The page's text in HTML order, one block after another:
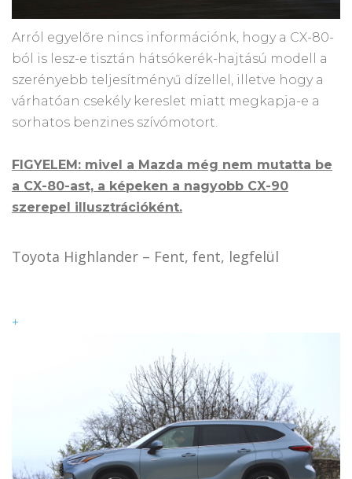
Arról egyelőre nincs információnk, hogy a CX-80-
ból is lesz-e tisztán hátsókerék-hajtású modell a
szerényebb teljesítményű dízellel, illetve hogy a
várhatóan csekély kereslet miatt megkapja-e a
sorhatos benzines szívómotort.
FIGYELEM: mivel a Mazda még nem mutatta be
a CX-80-ast, a képeken a nagyobb CX-90
szerepel illusztrációként.
Toyota Highlander – Fent, fent, legfelül
+